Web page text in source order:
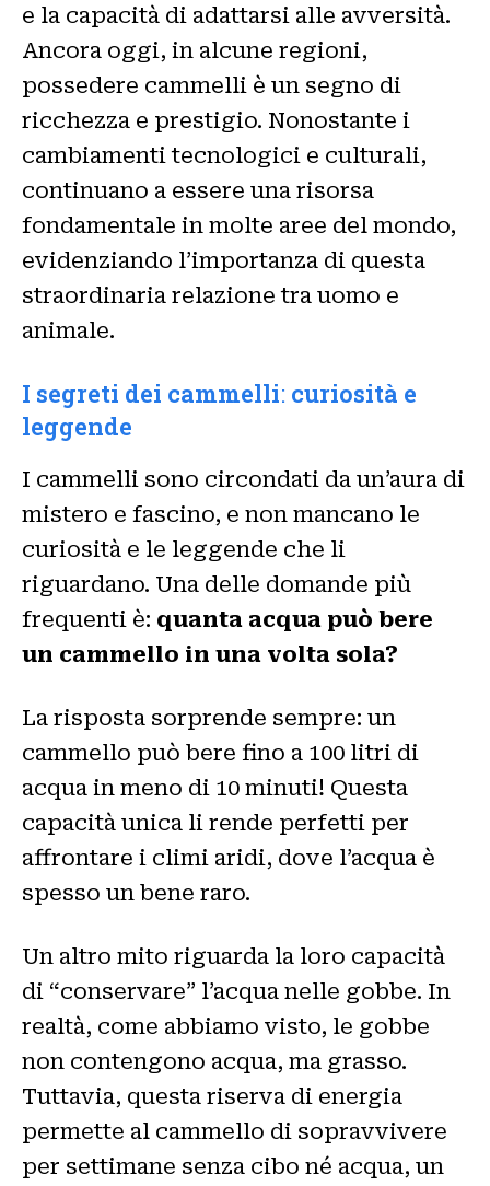
e la capacità di adattarsi alle avversità.
Ancora oggi, in alcune regioni,
possedere cammelli è un segno di
ricchezza e prestigio. Nonostante i
cambiamenti tecnologici e culturali,
continuano a essere una risorsa
fondamentale in molte aree del mondo,
evidenziando l’importanza di questa
straordinaria relazione tra uomo e
animale.
I segreti dei cammelli: curiosità e
leggende
I cammelli sono circondati da un’aura di
mistero e fascino, e non mancano le
curiosità e le leggende che li
riguardano. Una delle domande più
frequenti è: quanta acqua può bere
un cammello in una volta sola?
La risposta sorprende sempre: un
cammello può bere fino a 100 litri di
acqua in meno di 10 minuti! Questa
capacità unica li rende perfetti per
affrontare i climi aridi, dove l’acqua è
spesso un bene raro.
Un altro mito riguarda la loro capacità
di “conservare” l’acqua nelle gobbe. In
realtà, come abbiamo visto, le gobbe
non contengono acqua, ma grasso.
Tuttavia, questa riserva di energia
permette al cammello di sopravvivere
per settimane senza cibo né acqua, un